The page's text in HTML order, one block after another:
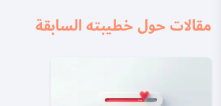
مقالات حول خطيبته السابقة